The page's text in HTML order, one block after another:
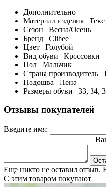
Дополнительно
Материал изделия
Сезон
Весна/Осень
Бренд
Clibee
Цвет
Голубой
Вид обуви
Кроссовки
Пол
Мальчик
Страна производитель
Подошва
Пена
Размеры обуви
33, 34,
Отзывы покупателей
Введите имя:
Еще никто не оставил
С этим товаром покупают